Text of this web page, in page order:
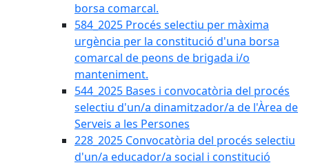
borsa comarcal.
584_2025 Procés selectiu per màxima
urgència per la constitució d'una borsa
comarcal de peons de brigada i/o
manteniment.
544_2025 Bases i convocatòria del procés
selectiu d'un/a dinamitzador/a de l'Àrea de
Serveis a les Persones
228_2025 Convocatòria del procés selectiu
d'un/a educador/a social i constitució